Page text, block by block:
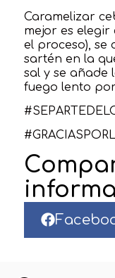
Caramelizar
mejor es
el proceso), se
sartén en la
sal y se añade
fuego lento